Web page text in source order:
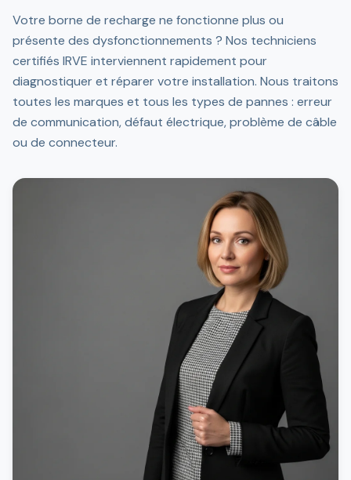
Votre borne de recharge ne fonctionne plus ou
présente des dysfonctionnements ? Nos techniciens
certifiés IRVE interviennent rapidement pour
diagnostiquer et réparer votre installation. Nous traitons
toutes les marques et tous les types de pannes : erreur
de communication, défaut électrique, problème de câble
ou de connecteur.